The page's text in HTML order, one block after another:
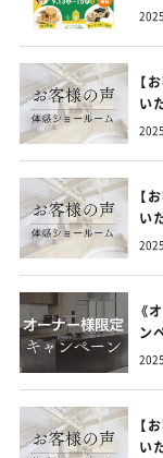
【
い
す！
【
い
す！
《
ン
【
い